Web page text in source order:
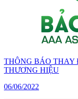
THÔNG BÁO THAY
THƯƠNG HIỆU
06/06/2022